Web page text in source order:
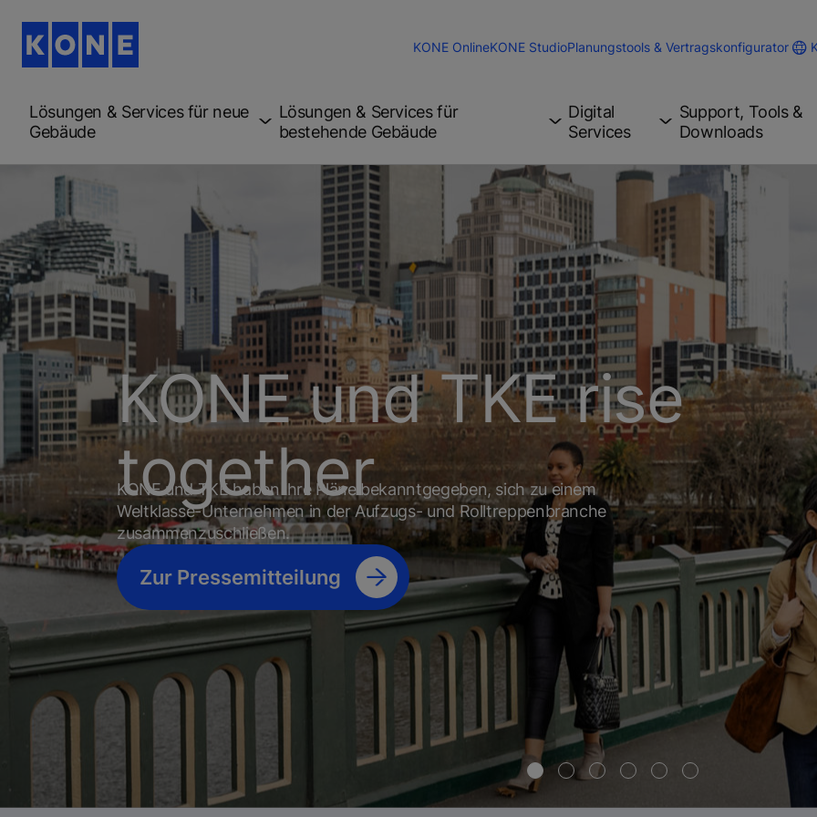
KONE OnlineKONE StudioPlanungstools & Vertragskonfigurator
Lösungen & Services für neue
Gebäude
Lösungen & Services für
bestehende Gebäude
Digital
Services
Support, Tools &
Downloads
KONE und TKE rise
together
KONE und TKE haben ihre Pläne bekanntgegeben, sich zu einem
Weltklasse-Unternehmen in der Aufzugs- und Rolltreppenbranche
zusammenzuschließen.
Zur Pressemitteilung